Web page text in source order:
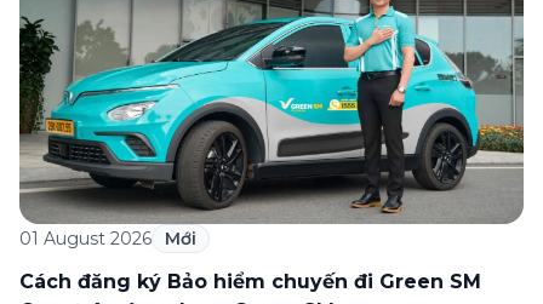
01 August 2026 Mới
Cách đăng ký Bảo hiểm chuyến đi Green SM